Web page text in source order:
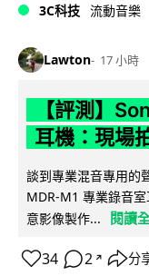
3C科技 流動音樂
Lawton 17 小時
【評測】
耳機：現場
談到專業混音專用的
MDR-M1 專業錄音
意影像製作...
閱讀
34 2 ↗ 分